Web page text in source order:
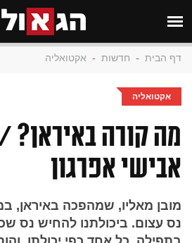
דף הבית - חדשות - אקטואליה
אקטואליה
מה קורה
אבישי אפרגון
מובן מאליו, שמהפכה באיראן,
נס עצום. ביכולתנו להחיש נס